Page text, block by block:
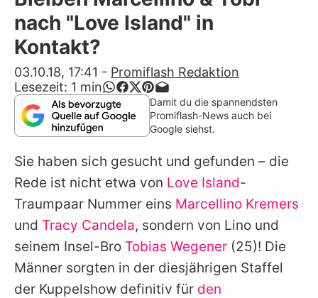
Alle Themen auf Promiflash
App runterladen
Team
Redaktionelle Richtlinien
Impressum
Datenschutzerklärung
Nutzungsbedingungen
Utiq verwalten
nach "Love Island" in
Kontakt?
03.10.18, 17:41 - Promiflash Redaktion
Lesezeit: 1 min
Damit du die spannendsten
Promiflash-News auch bei
Google siehst.
Sie haben sich gesucht und gefunden – die
Rede ist nicht etwa von Love Island-
Traumpaar Nummer eins Marcellino Kremers
und Tracy Candela, sondern von Lino und
seinem Insel-Bro Tobias Wegener (25)! Die
Männer sorgten in der diesjährigen Staffel
der Kuppelshow definitiv für den